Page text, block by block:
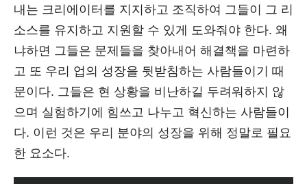
내는 크리에이터를 지지하고 조직하여 그들이 그 리
소스를 유지하고 지원할 수 있게 도와줘야 한다. 왜
냐하면 그들은 문제들을 찾아내어 해결책을 마련하
고 또 우리 업의 성장을 뒷받침하는 사람들이기 때
문이다. 그들은 현 상황을 비난하길 두려워하지 않
으며 실험하기에 힘쓰고 나누고 혁신하는 사람들이
다. 이런 것은 우리 분야의 성장을 위해 정말로 필요
한 요소다.